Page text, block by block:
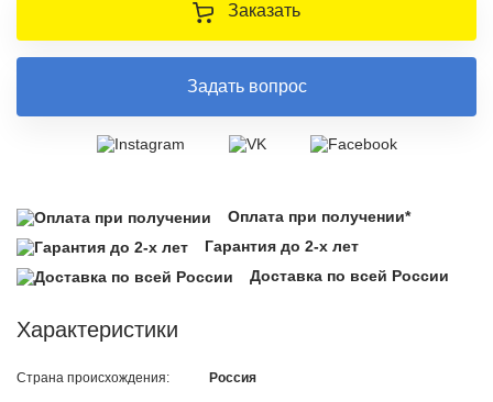
Заказать
Задать вопрос
Оплата при получении*
Гарантия до 2-х лет
Доставка по всей России
Характеристики
Страна происхождения: Россия